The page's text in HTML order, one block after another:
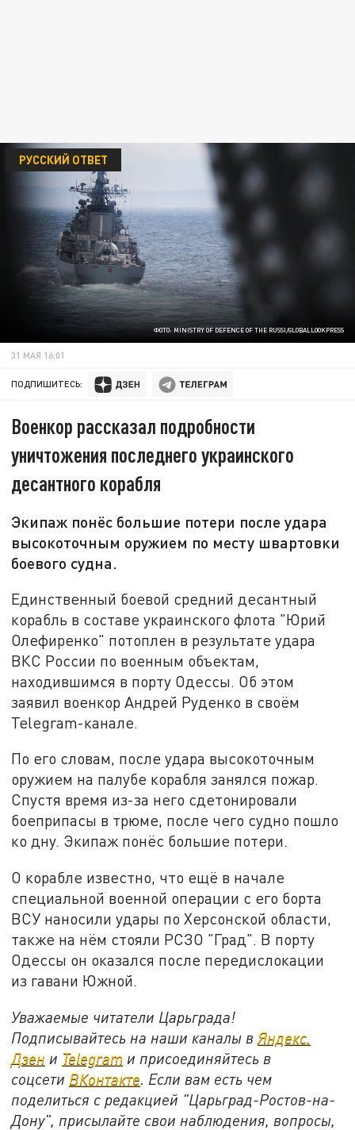
ФОТО: MINISTRY OF DEFENCE OF THE RUSSI/GLOBALLOOKPRESS
РУССКИЙ ОТВЕТ
31 МАЯ 16:01
ПОДПИШИТЕСЬ:
Военкор рассказал подробности
уничтожения последнего украинского
десантного корабля
Экипаж понёс большие потери после удара
высокоточным оружием по месту швартовки
боевого судна.
Единственный боевой средний десантный
корабль в составе украинского флота "Юрий
Олефиренко" потоплен в результате удара
ВКС России по военным объектам,
находившимся в порту Одессы. Об этом
заявил военкор Андрей Руденко в своём
Telegram-канале.
По его словам, после удара высокоточным
оружием на палубе корабля занялся пожар.
Спустя время из-за него сдетонировали
боеприпасы в трюме, после чего судно пошло
ко дну. Экипаж понёс большие потери.
О корабле известно, что ещё в начале
специальной военной операции с его борта
ВСУ наносили удары по Херсонской области,
также на нём стояли РСЗО "Град". В порту
Одессы он оказался после передислокации
из гавани Южной.
Уважаемые читатели Царьграда!
Подписывайтесь на наши каналы вЯндекс.
Дзен и Telegram и присоединяйтесь в
соцсети ВКонтакте. Если вам есть чем
поделиться с редакцией "Царьград-Ростов-на-
Дону", присылайте свои наблюдения, вопросы,